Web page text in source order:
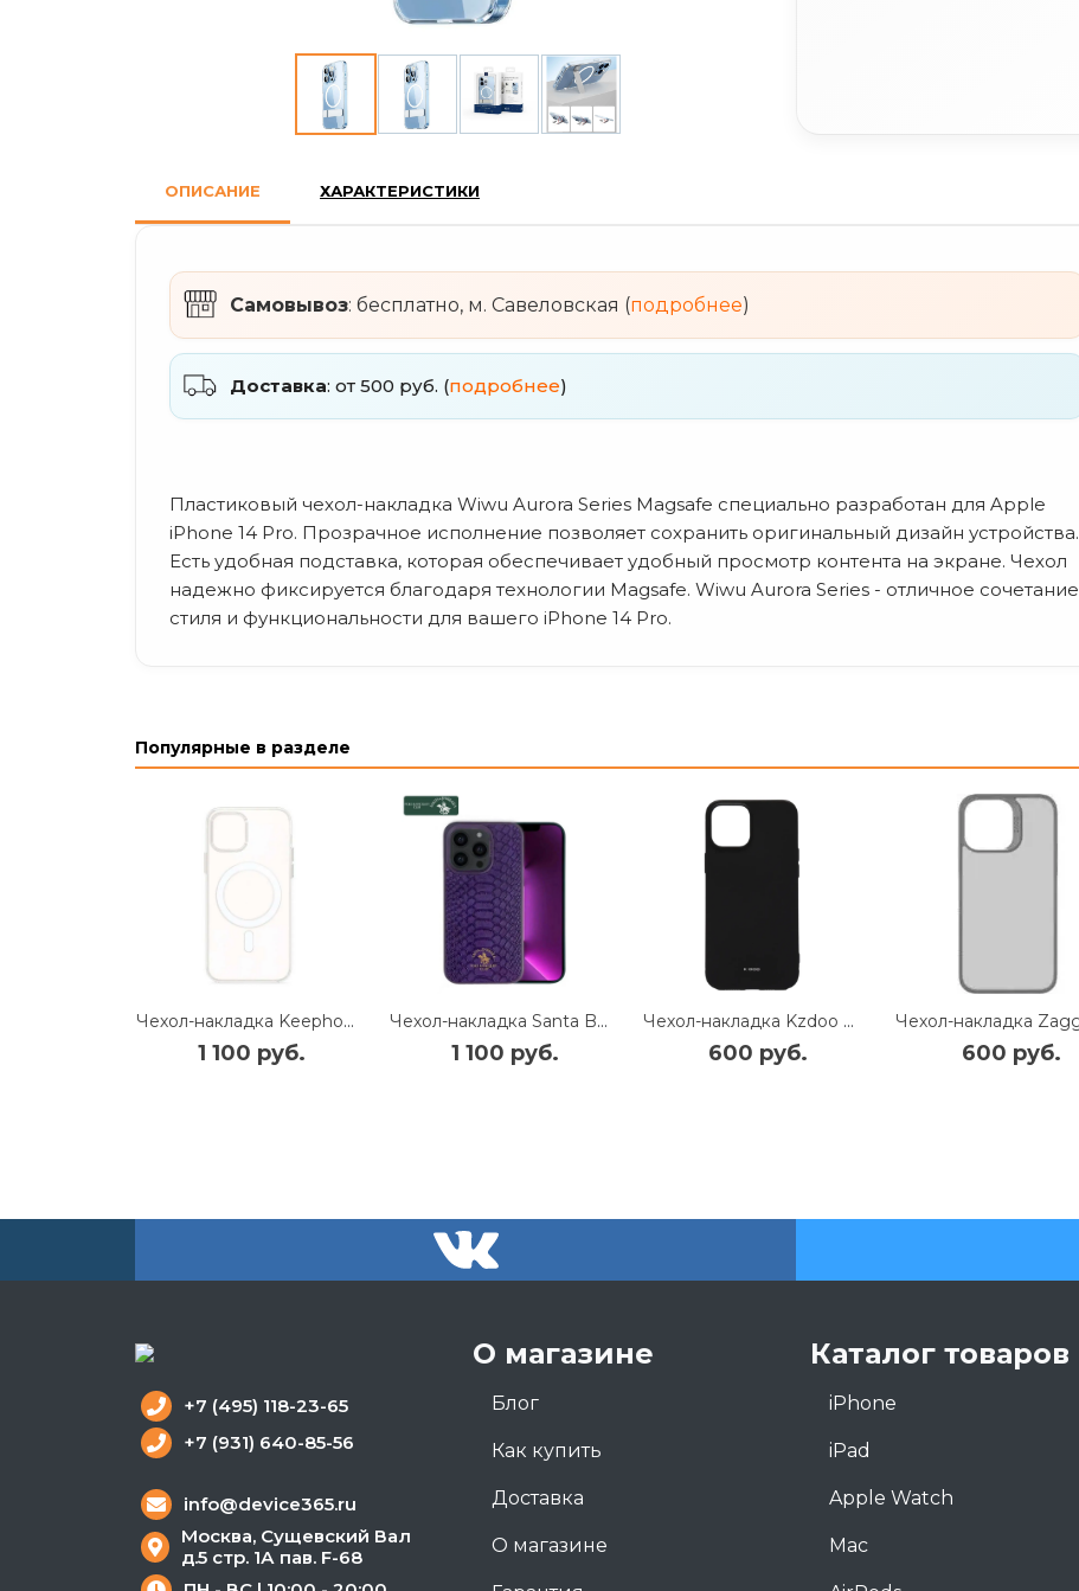
ОПИСАНИЕ ХАРАКТЕРИСТИКИ
Самовывоз: бесплатно, м. Савеловская (подробнее)
Доставка: от 500 руб. (подробнее)
Пластиковый чехол-накладка Wiwu Aurora Series Magsafe специально разработан для Apple
iPhone 14 Pro. Прозрачное исполнение позволяет сохранить оригинальный дизайн устройства.
Есть удобная подставка, которая обеспечивает удобный просмотр контента на экране. Чехол
надежно фиксируется благодаря технологии Magsafe. Wiwu Aurora Series - отличное сочетание
стиля и функциональности для вашего iPhone 14 Pro.
Популярные в разделе
Чехол-накладка Keephone Magsafe Clear Case для Apple iPhone 14 Pro пластиковый (прозрачный)
1 100 руб.
Чехол-накладка Santa Barbara Ravel для iPhone 14 Pro натуральная кожа (фиолетовый)
1 100 руб.
Чехол-накладка Kzdoo Q Series для Apple iPhone 14 силиконовый (черный)
600 руб. 600 руб.
О магазине
Блог
Как купить
Доставка
О магазине
Каталог товаров
iPhone
iPad
Apple Watch
Mac
+7 (495) 118-23-65
+7 (931) 640-85-56
info@device365.ru
Москва, Сущевский Вал
д.5 стр. 1А пав. F-68